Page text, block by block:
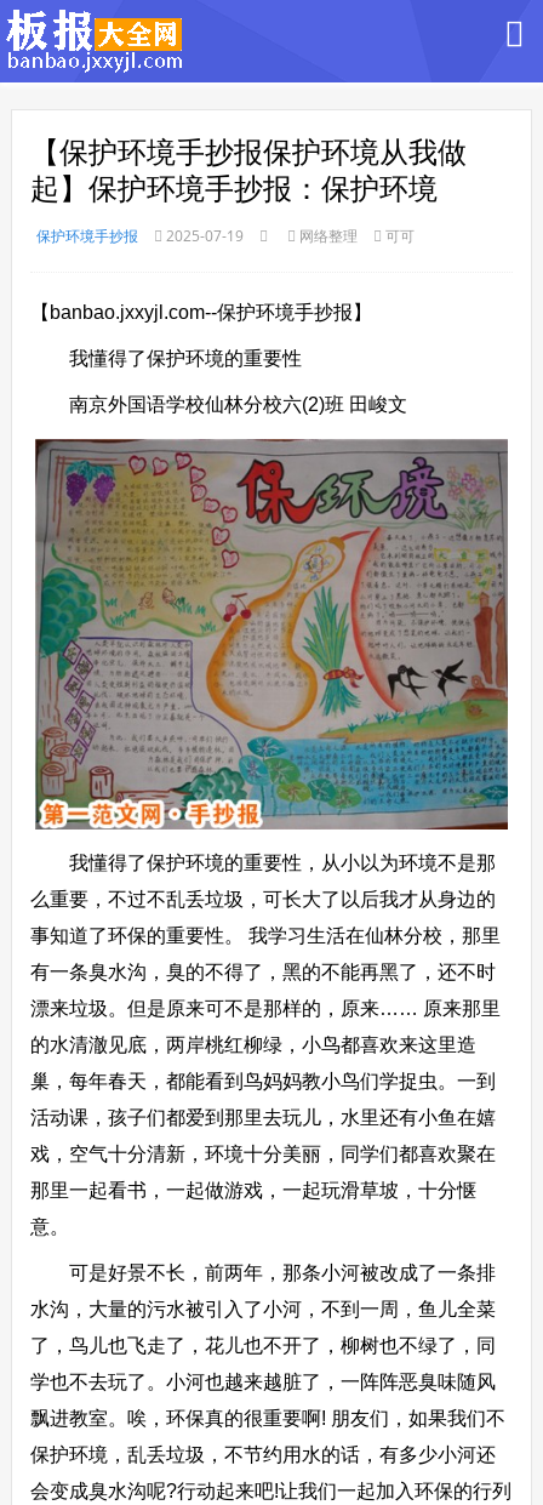
【保护环境手抄报保护环境从我做
起】保护环境手抄报：保护环境
保护环境手抄报 2025-07-19 网络整理 可可
【banbao.jxxyjl.com--保护环境手抄报】
我懂得了保护环境的重要性
南京外国语学校仙林分校六(2)班 田峻文
我懂得了保护环境的重要性，从小以为环境不是那
么重要，不过不乱丢垃圾，可长大了以后我才从身边的
事知道了环保的重要性。 我学习生活在仙林分校，那里
有一条臭水沟，臭的不得了，黑的不能再黑了，还不时
漂来垃圾。但是原来可不是那样的，原来…… 原来那里
的水清澈见底，两岸桃红柳绿，小鸟都喜欢来这里造
巢，每年春天，都能看到鸟妈妈教小鸟们学捉虫。一到
活动课，孩子们都爱到那里去玩儿，水里还有小鱼在嬉
戏，空气十分清新，环境十分美丽，同学们都喜欢聚在
那里一起看书，一起做游戏，一起玩滑草坡，十分惬
意。
可是好景不长，前两年，那条小河被改成了一条排
水沟，大量的污水被引入了小河，不到一周，鱼儿全菜
了，鸟儿也飞走了，花儿也不开了，柳树也不绿了，同
学也不去玩了。小河也越来越脏了，一阵阵恶臭味随风
飘进教室。唉，环保真的很重要啊! 朋友们，如果我们不
保护环境，乱丢垃圾，不节约用水的话，有多少小河还
会变成臭水沟呢?行动起来吧!让我们一起加入环保的行列